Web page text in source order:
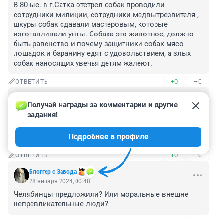
В 80-ые. в г.Сатка отстрел собак проводили
сотрудники милиции, сотрудники медвытрезвителя ,
шкуры собак сдавали мастеровым, которые
изготавливали унты. Собака это животное, должно
быть равенство и почему защитники собак мясо
лошадок и баранину едят с удовольствием, а злых
собак наносящих увечья детям жалеют.
ОТВЕТИТЬ +0 –0
28 января 2024, 02:38
Зоошизы постоянно в интернете, - они не кусаются,
они добрые, вы их сами спровоцировали, они
чувствуют агрессию,это вы их спровоцировали.
ОТВЕТИТЬ +0 –0
Блоггер с Завода
Получай награды за комментарии и другие
задания!
Подробнее в профиле
28 января 2024, 00:48
Челябинцы предложили? Или моральные внешне
непревликательные люди?